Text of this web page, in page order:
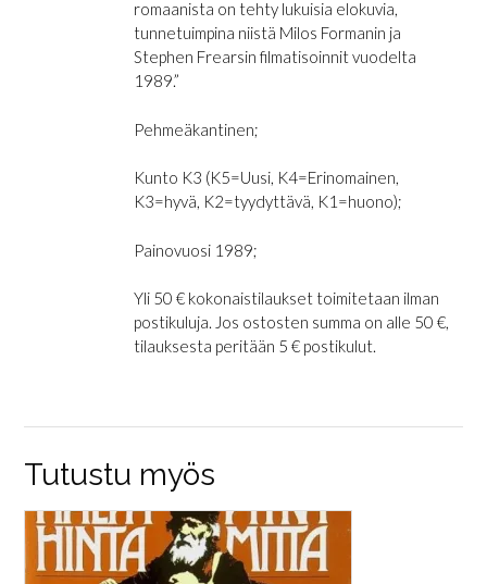
romaanista on tehty lukuisia elokuvia,
tunnetuimpina niistä Milos Formanin ja
Stephen Frearsin filmatisoinnit vuodelta
1989.”
Pehmeäkantinen;
Kunto K3 (K5=Uusi, K4=Erinomainen,
K3=hyvä, K2=tyydyttävä, K1=huono);
Painovuosi 1989;
Yli 50 € kokonaistilaukset toimitetaan ilman
postikuluja. Jos ostosten summa on alle 50 €,
tilauksesta peritään 5 € postikulut.
Tutustu myös